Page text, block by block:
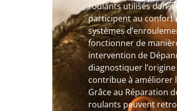
roulants utilisés dans
participent au confort
systèmes
fonctionner de
intervention de
diagnostiquer
contribue à améliorer
Grâce au Réparation
roulants peuvent